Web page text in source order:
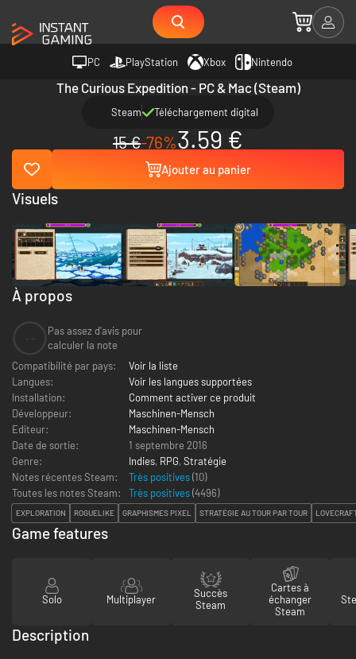
PC PlayStation Xbox Nintendo
The Curious Expedition - PC & Mac (Steam)
Steam Téléchargement digital
15 €-76%3.59 €
Ajouter au panier
À propos
Pas assez d'avis pour
calculer la note
Compatibilité par pays:
Voir la liste
Langues:
Voir les langues supportées
Installation:
Comment activer ce produit
Développeur:
Maschinen-Mensch
Editeur:
Maschinen-Mensch
Date de sortie:
1 septembre 2016
Genre:
Indies, RPG, Stratégie
Notes récentes Steam:
Très positives(10)
Toutes les notes Steam:
Très positives(4496)
EXPLORATION ROGUELIKE GRAPHISMES PIXEL STRATÉGIE AU TOUR PAR TOUR
Visuels
Game features
Solo Multiplayer
Succès
Steam
Cartes à
échanger
Steam
Description